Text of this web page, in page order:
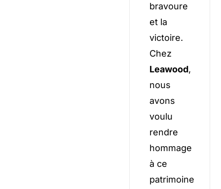
bravoure
et la
victoire.
Chez
Leawood,
nous
avons
voulu
rendre
hommage
à ce
patrimoine